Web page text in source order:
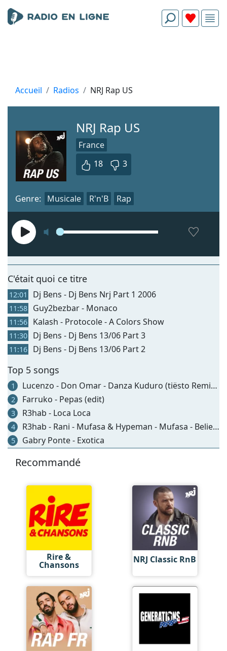
Accueil Radios NRJ Rap US
NRJ Rap US
France
18
3
Genre: Musicale R'n'B Rap
C'était quoi ce titre
12:01 Dj Bens - Dj Bens Nrj Part 1 2006
11:58 Guy2bezbar - Monaco
11:56 Kalash - Protocole - A Colors Show
11:30 Dj Bens - Dj Bens 13/06 Part 3
11:16 Dj Bens - Dj Bens 13/06 Part 2
Top 5 songs
1 Lucenzo - Don Omar - Danza Kuduro (tiësto Remix) [radio Edit]
2 Farruko - Pepas (edit)
3 R3hab - Loca Loca
4 R3hab - Rani - Mufasa & Hypeman - Mufasa - Believe (shooting Stars)
5 Gabry Ponte - Exotica
Recommandé
Rire &
Chansons NRJ Classic RnB